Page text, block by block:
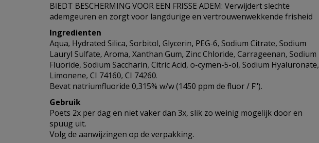
BIEDT BESCHERMING VOOR EEN FRISSE ADEM: Verwijdert slechte
ademgeuren en zorgt voor langdurige en vertrouwenwekkende frisheid
Ingredienten
Aqua, Hydrated Silica, Sorbitol, Glycerin, PEG-6, Sodium Citrate, Sodium
Lauryl Sulfate, Aroma, Xanthan Gum, Zinc Chloride, Carrageenan, Sodium
Fluoride, Sodium Saccharin, Citric Acid, o-cymen-5-ol, Sodium Hyaluronate,
Limonene, CI 74160, CI 74260.
Bevat natriumfluoride 0,315% w/w (1450 ppm de fluor / F").
Gebruik
Poets 2x per dag en niet vaker dan 3x, slik zo weinig mogelijk door en
spuug uit.
Volg de aanwijzingen op de verpakking.